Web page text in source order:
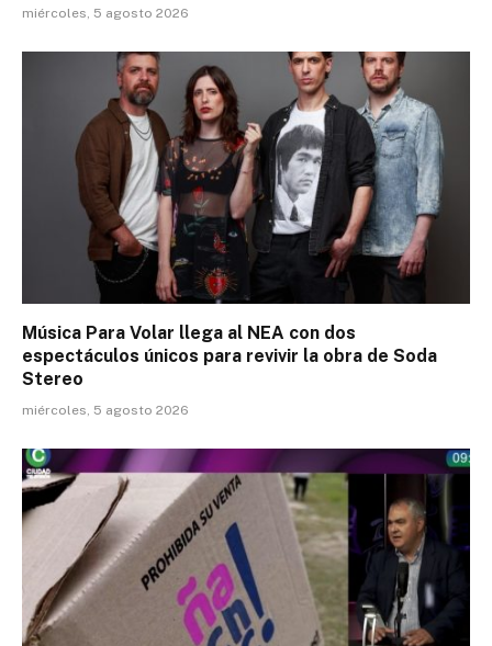
miércoles, 5 agosto 2026
Música Para Volar llega al NEA con dos
espectáculos únicos para revivir la obra de Soda
Stereo
miércoles, 5 agosto 2026